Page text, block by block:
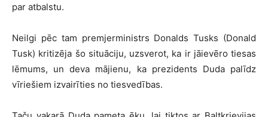
par atbalstu.
Neilgi pēc tam premjerministrs Donalds Tusks (Donald
Tusk) kritizēja šo situāciju, uzsverot, ka ir jāievēro tiesas
lēmums, un deva mājienu, ka prezidents Duda palīdz
vīriešiem izvairīties no tiesvedības.